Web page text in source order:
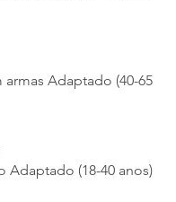
armas Adaptado (40-65
Adaptado (18-40 anos)